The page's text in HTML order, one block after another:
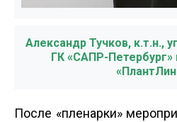
Александр Тучков, к.т.н.,
ГК «САПР-
После «пленарки»